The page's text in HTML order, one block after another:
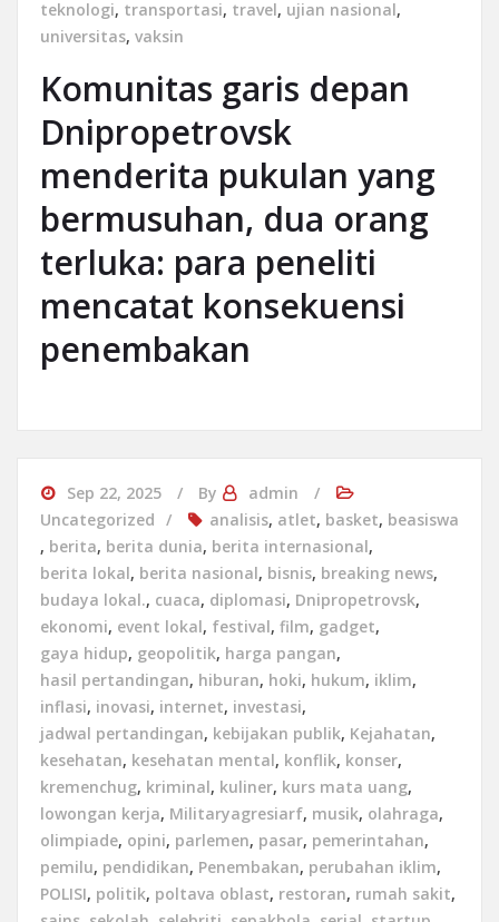
teknologi, transportasi, travel, ujian nasional,
universitas, vaksin
Komunitas garis depan
Dnipropetrovsk
menderita pukulan yang
bermusuhan, dua orang
terluka: para peneliti
mencatat konsekuensi
penembakan
Sep 22, 2025 By
admin
Uncategorized
analisis, atlet, basket, beasiswa
, berita, berita dunia, berita internasional,
berita lokal, berita nasional, bisnis, breaking news,
budaya lokal., cuaca, diplomasi, Dnipropetrovsk,
ekonomi, event lokal, festival, film, gadget,
gaya hidup, geopolitik, harga pangan,
hasil pertandingan, hiburan, hoki, hukum, iklim,
inflasi, inovasi, internet, investasi,
jadwal pertandingan, kebijakan publik, Kejahatan,
kesehatan, kesehatan mental, konflik, konser,
kremenchug, kriminal, kuliner, kurs mata uang,
lowongan kerja, Militaryagresiarf, musik, olahraga,
olimpiade, opini, parlemen, pasar, pemerintahan,
pemilu, pendidikan, Penembakan, perubahan iklim,
POLISI, politik, poltava oblast, restoran, rumah sakit,